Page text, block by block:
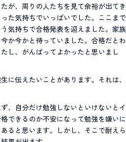
が、周りの人たちを見て余裕が出てき
た気持ちでいっぱいでした。ここまで
気持ちで合格発表を迎えました。家族
か今かと待っていました。合格だとわ
し、がんばってよかったと思いまし
に伝えたいことがあります。それは、
、自分だけ勉強しないといけないとイ
できるのか不安になって勉強を嫌いに
ると思います。しかし、そこで耐えら